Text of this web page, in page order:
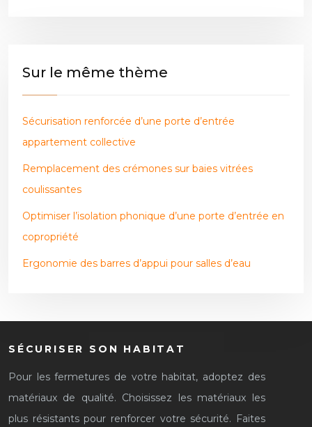
Sur le même thème
Sécurisation renforcée d’une porte d’entrée
appartement collective
Remplacement des crémones sur baies vitrées
coulissantes
Optimiser l’isolation phonique d’une porte d’entrée en
copropriété
Ergonomie des barres d’appui pour salles d’eau
SÉCURISER SON HABITAT
Pour les fermetures de votre habitat, adoptez des
matériaux de qualité. Choisissez les matériaux les
plus résistants pour renforcer votre sécurité. Faites